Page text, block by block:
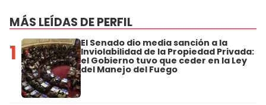
MÁS LEÍDAS DE PERFIL
1 El Senado dio media sanción a la
Inviolabilidad de la Propiedad Privada:
el Gobierno tuvo que ceder en la Ley
del Manejo del Fuego